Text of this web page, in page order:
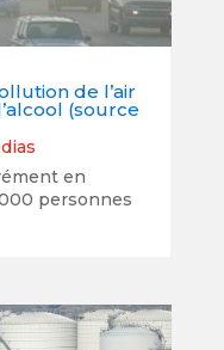
de l’air
(source
en
personnes